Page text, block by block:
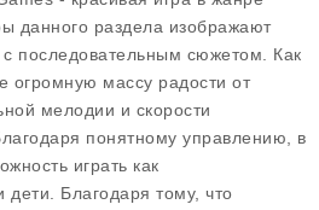
данного раздела изображают
последовательным сюжетом. Как
огромную массу радости от
мелодии и скорости
понятному управлению, в
играть как
дети. Благодаря тому, что